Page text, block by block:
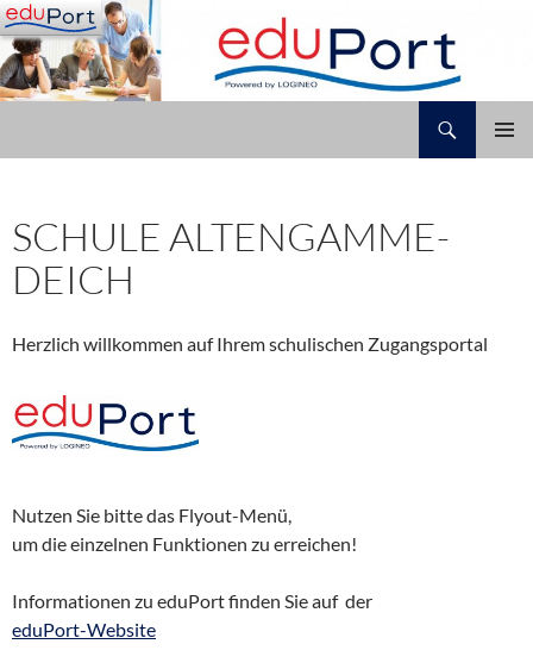
Zum
Inhalt
springen
SCHULE ALTENGAMME-
DEICH
Herzlich willkommen auf Ihrem schulischen Zugangsportal
Nutzen Sie bitte das Flyout-Menü,
um die einzelnen Funktionen zu erreichen!
Informationen zu eduPort finden Sie auf der
eduPort-Website